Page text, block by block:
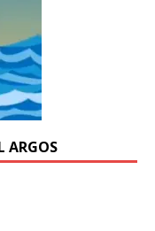
ARGOS